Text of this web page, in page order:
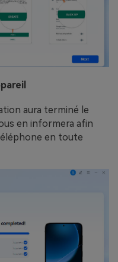
aura terminé le
en informera afin
en toute